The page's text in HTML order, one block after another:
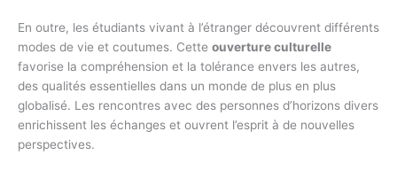
En outre, les étudiants vivant à l’étranger découvrent différents
modes de vie et coutumes. Cette ouverture culturelle
favorise la compréhension et la tolérance envers les autres,
des qualités essentielles dans un monde de plus en plus
globalisé. Les rencontres avec des personnes d’horizons divers
enrichissent les échanges et ouvrent l’esprit à de nouvelles
perspectives.